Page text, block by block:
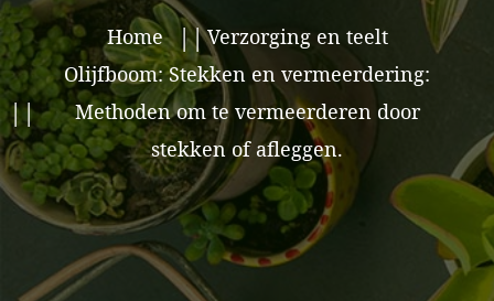
Home
Verzorging en teelt
Olijfboom: Stekken en vermeerdering:
Methoden om te vermeerderen door
stekken of afleggen.